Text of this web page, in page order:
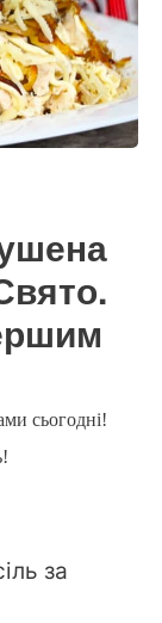
сьогодні!
за